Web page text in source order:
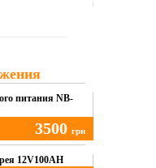
питания NB-
3500 грн
12V100AH